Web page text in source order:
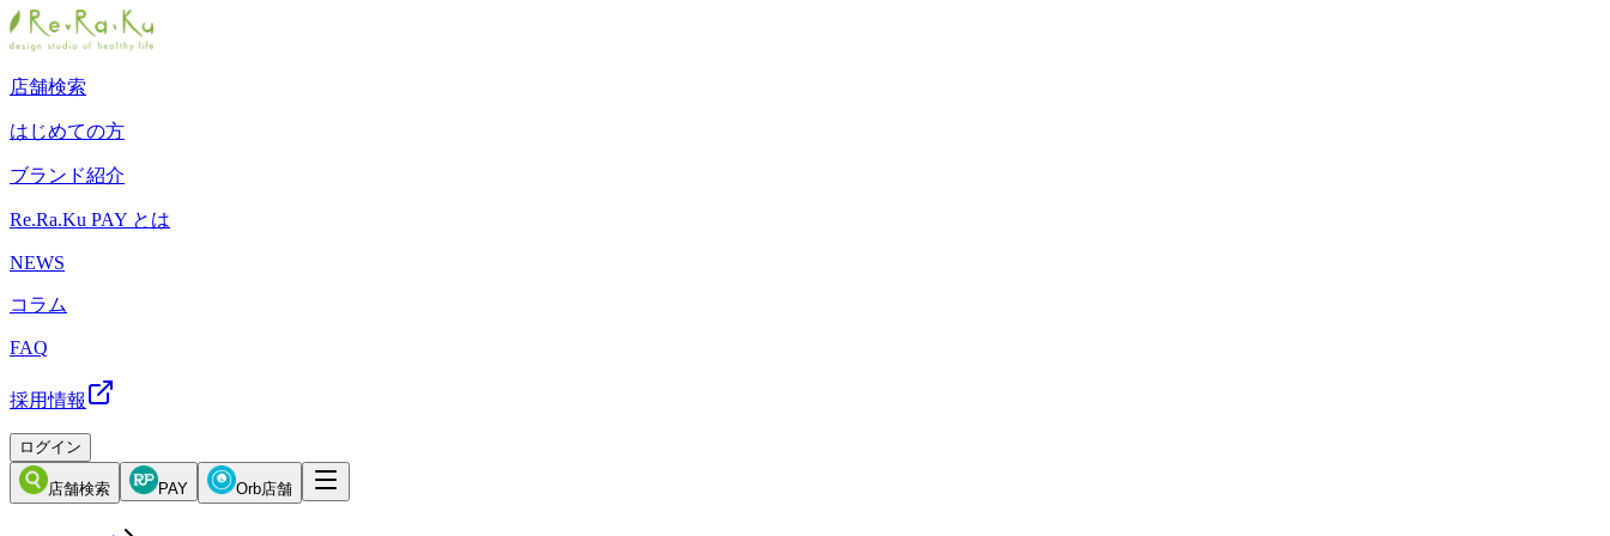
店舗検索
はじめての方
ブランド紹介
Re.Ra.Ku PAY とは
NEWS
コラム
FAQ
採用情報
ログイン
店舗検索 PAY Orb店舗